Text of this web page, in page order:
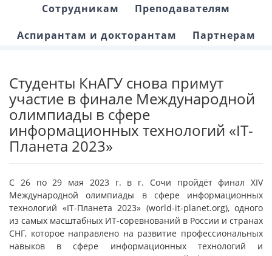
Сотрудникам
Преподавателям
Аспирантам и докторантам
Партнерам
Студенты КнАГУ снова примут
участие в финале Международной
олимпиады в сфере
информационных технологий «IT-
Планета 2023»
С 26 по 29 мая 2023 г. в г. Сочи пройдёт финал XIV
Международной олимпиады в сфере информационных
технологий «IT-Планета 2023» (world-it-planet.org), одного
из самых масштабных ИТ-соревнований в России и странах
СНГ, которое направлено на развитие профессиональных
навыков в сфере информационных технологий и